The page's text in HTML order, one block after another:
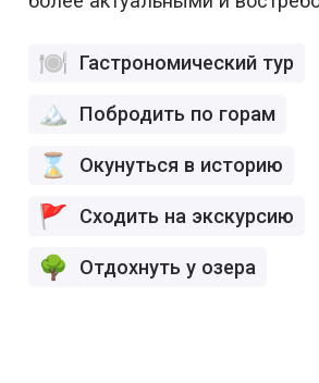
Гастрономический тур
Побродить по горам
Окунуться в историю
Сходить на экскурсию
Отдохнуть у озера